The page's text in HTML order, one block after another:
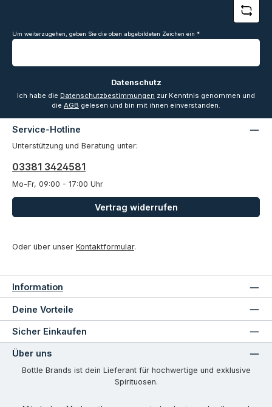
Um weiterzugehen, geben Sie die oben abgebildeten Zeichen ein *
Datenschutz
Ich habe die Datenschutzbestimmungen zur Kenntnis genommen und
die AGB gelesen und bin mit ihnen einverstanden.
Service-Hotline
Unterstützung und Beratung unter:
03381 3424581
Mo-Fr, 09:00 - 17:00 Uhr
Vertrag widerrufen
Oder über unser Kontaktformular.
Information
Deine Vorteile
Sicher Einkaufen
Über uns
Bottle Brands ist dein Lieferant für hochwertige und exklusive
Spirituosen.